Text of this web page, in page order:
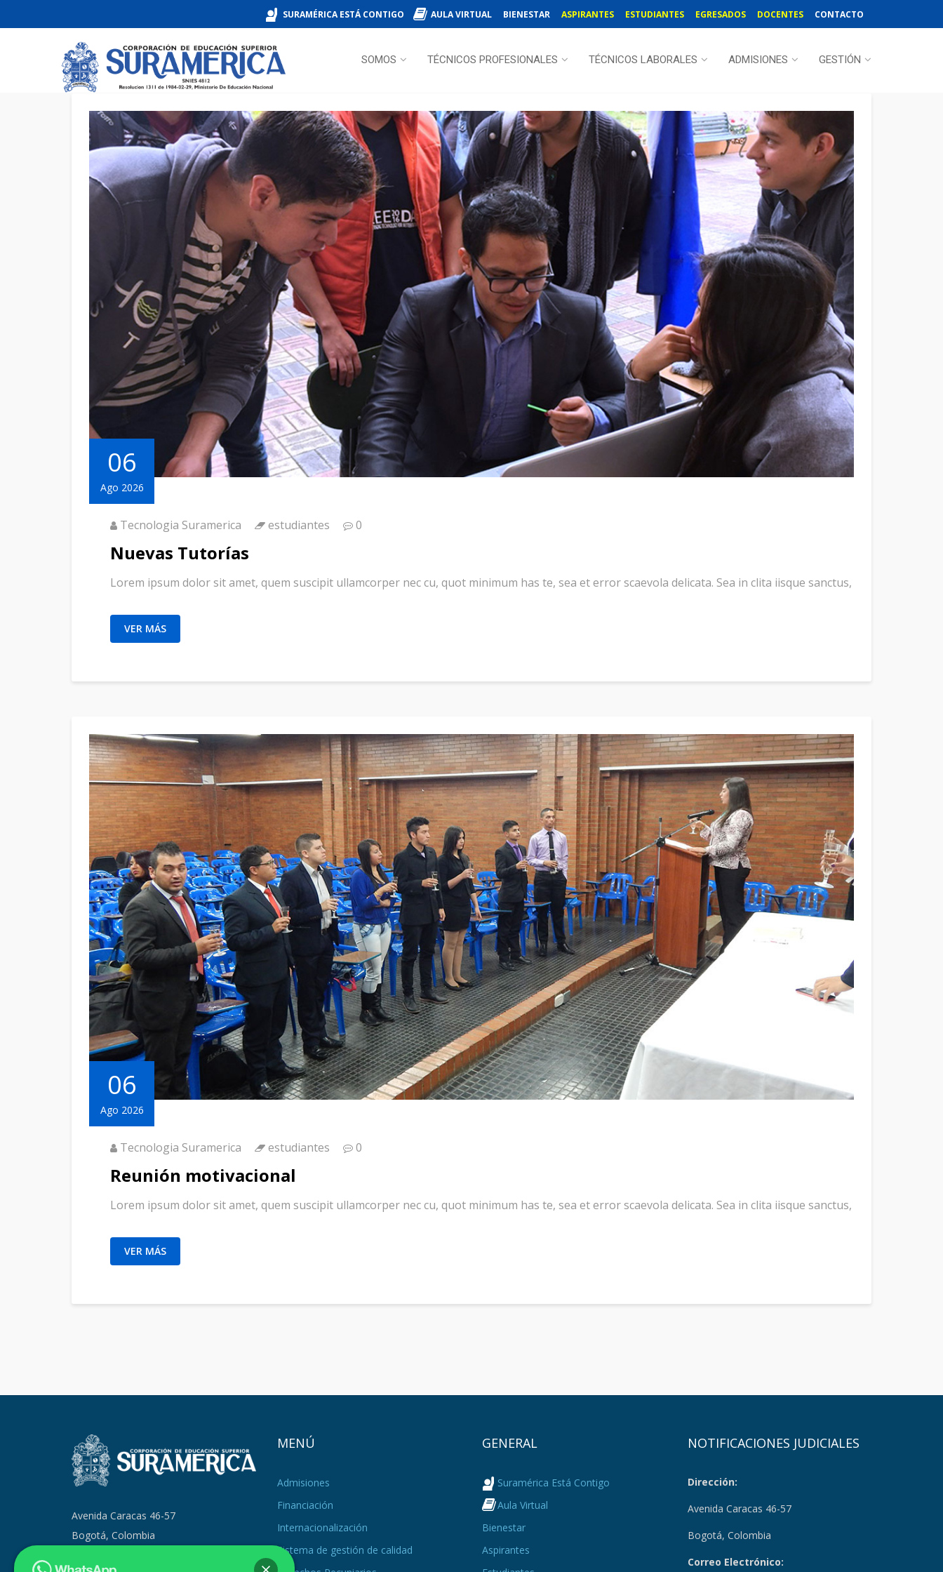
SURAMÉRICA ESTÁ CONTIGO AULA VIRTUAL BIENESTAR ASPIRANTES ESTUDIANTES EGRESADOS DOCENTES CONTACTO
SOMOS TÉCNICOS PROFESIONALES TÉCNICOS LABORALES ADMISIONES GESTIÓN
06
Ago 2026
Tecnologia Suramerica estudiantes 0
Nuevas Tutorías
Lorem ipsum dolor sit amet, quem suscipit ullamcorper nec cu, quot minimum has te, sea et error scaevola delicata. Sea in clita iisque sanctus,
VER MÁS
06
Ago 2026
Tecnologia Suramerica estudiantes 0
Reunión motivacional
Lorem ipsum dolor sit amet, quem suscipit ullamcorper nec cu, quot minimum has te, sea et error scaevola delicata. Sea in clita iisque sanctus,
VER MÁS
Avenida Caracas 46-57
Bogotá, Colombia
MENÚ
Admisiones
Financiación
Internacionalización
Sistema de gestión de calidad
GENERAL
Suramérica Está Contigo
Aula Virtual
Bienestar
Aspirantes
NOTIFICACIONES JUDICIALES
Dirección:
Avenida Caracas 46-57
Bogotá, Colombia
Correo Electrónico: